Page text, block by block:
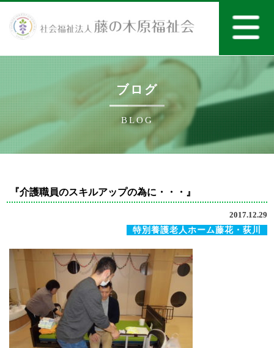
ブログ
BLOG
『介護職員のスキルアップの為に・・・』
2017.12.29
特別養護老人ホーム藤花・荻川